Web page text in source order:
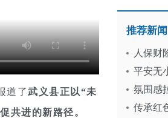
道了武义县正以“未
共进的新路径。
推荐新闻
平安无
氛围感
传承红